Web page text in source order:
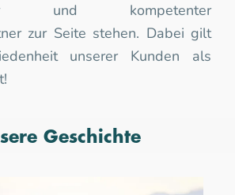
und kompetenter
zur Seite stehen. Dabei gilt
unserer Kunden als
Geschichte